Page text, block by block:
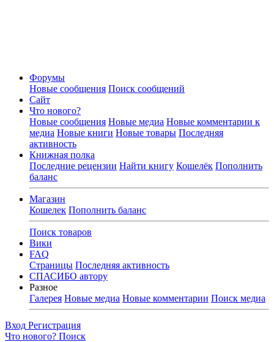
Форумы
Новые сообщения Поиск сообщений
Сайт
Что нового?
Новые сообщения Новые медиа Новые комментарии к
медиа Новые книги Новые товары Последняя
активность
Книжная полка
Последние рецензии Найти книгу Кошелёк Пополнить
баланс
Магазин
Кошелек Пополнить баланс
Поиск товаров
Вики
FAQ
Страницы Последняя активность
СПАСИБО автору
Разное
Галерея Новые медиа Новые комментарии Поиск медиа
Вход Регистрация
Что нового? Поиск